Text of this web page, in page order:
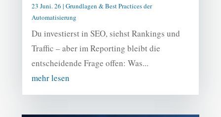
23 Juni. 26 | Grundlagen & Best Practices der
Automatisierung
Du investierst in SEO, siehst Rankings und
Traffic – aber im Reporting bleibt die
entscheidende Frage offen: Was...
mehr lesen